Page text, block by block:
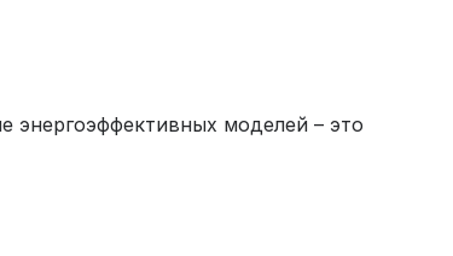
энергоэффективных моделей – это